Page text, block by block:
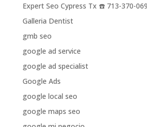
Expert Seo Cypress Tx ☎️ 713-370-
Galleria Dentist
gmb seo
google ad service
google ad specialist
Google Ads
google local seo
google maps seo